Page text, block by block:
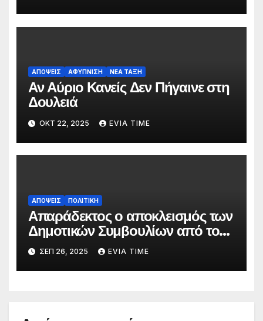
ΑΠΟΨΕΙΣ ΑΦΥΠΝΙΣΗ ΝΕΑ ΤΑΞΗ
Αν Αύριο Κανείς Δεν Πήγαινε στη
Δουλειά
ΟΚΤ 22, 2025 EVIA TIME
ΑΠΟΨΕΙΣ ΠΟΛΙΤΙΚΗ
Απαράδεκτος ο αποκλεισμός των
Δημοτικών Συμβουλίων από τον
Πολυετή Δημοσιονομικό
Προγραμματισμό
ΣΕΠ 26, 2025 EVIA TIME